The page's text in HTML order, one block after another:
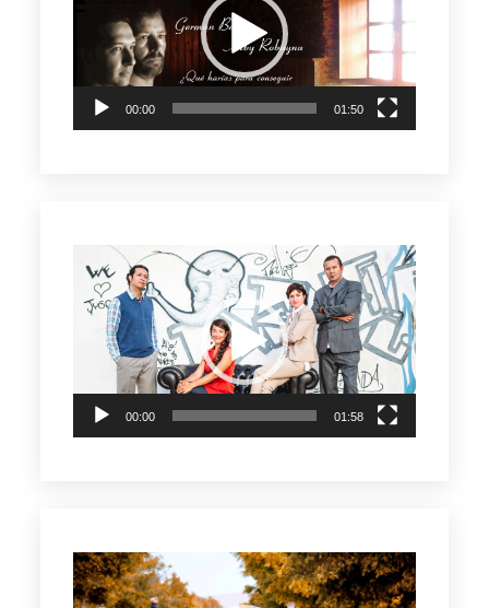
00:00 01:50
Reproductor
vídeo
00:00 01:58
Reproductor
de